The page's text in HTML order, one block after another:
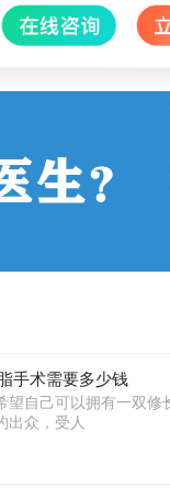
的多余脂肪，是一种
手术需要多少钱
望自己可以拥有一双修
出众，受人